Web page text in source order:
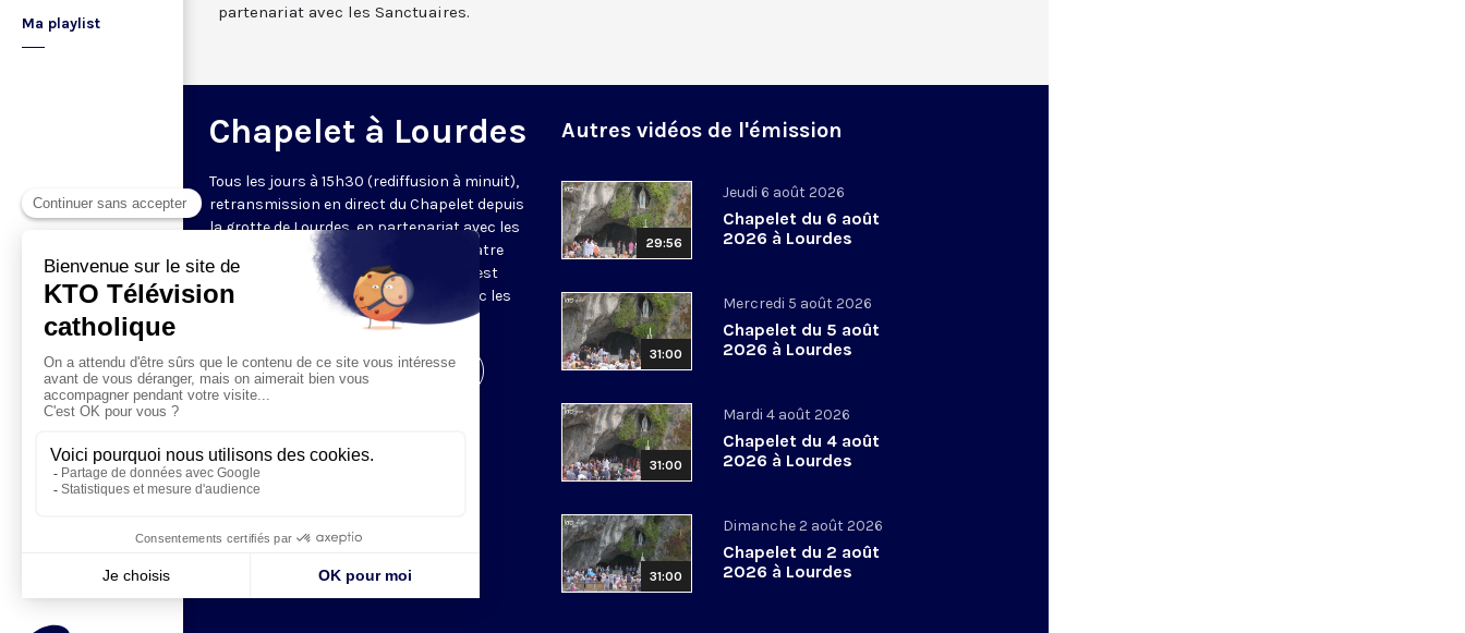
Ma playlist
partenariat avec les Sanctuaires.
Chapelet à Lourdes
Tous les jours à 15h30 (rediffusion à minuit),
retransmission en direct du Chapelet depuis
la grotte de Lourdes, en partenariat avec les
Sanctuaires. Chaque jour, l'une des quatre
méditations des mystères du Rosaire est
proposée en communion de prière avec les
Visiter la page de l'émission
Autres vidéos de l'émission
29:56
Jeudi 6 août 2026
Chapelet du 6 août
2026 à Lourdes
31:00
Mercredi 5 août 2026
Chapelet du 5 août
2026 à Lourdes
31:00
Mardi 4 août 2026
Chapelet du 4 août
2026 à Lourdes
31:00
Dimanche 2 août 2026
Chapelet du 2 août
2026 à Lourdes